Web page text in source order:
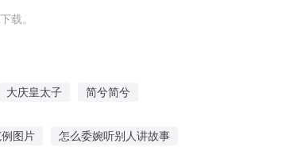
载。
大庆皇太子 简兮简兮
图片 怎么委婉听别人讲故事